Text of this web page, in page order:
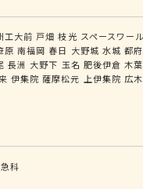
工大前 戸畑 枝光 スペースワー
原 南福岡 春日 大野城 水城 都
長洲 大野下 玉名 肥後伊倉 木葉
伊集院 薩摩松元 上伊集院 広木
科